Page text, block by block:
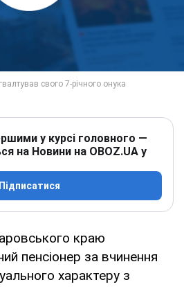
у курсі головного —
на Новини на OBOZ.UA у
Підписатися
краю
пенсіонер за вчинення
характеру з